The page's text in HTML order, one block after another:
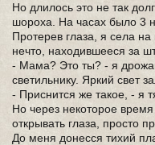
Но длилось это не так
шороха. На часах было 3
Протерев глаза, я села
нечто, находившееся за
- Мама? Это ты? - я
светильнику. Яркий свет
- Приснится же такое, - я
Но через некоторое
открывать глаза, просто
До меня донесся тихий